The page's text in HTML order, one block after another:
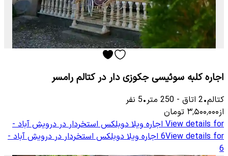
اجاره کلبه سوئیسی جکوزی دار در کتالم رامسر
کتالم•
2 اتاق -
250 متر•
5 نفر
از۳٬۵۰۰٬۰۰۰ تومان
View details for اجاره ویلا دوبلکس استخردار در درویش آباد -
6View details for اجاره ویلا دوبلکس استخردار در درویش آباد -
6